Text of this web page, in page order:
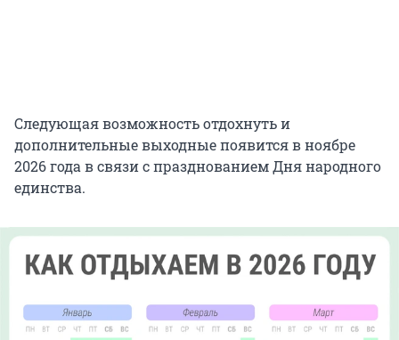
Следующая возможность отдохнуть и
дополнительные выходные появится в ноябре
2026 года в связи с празднованием Дня народного
единства.